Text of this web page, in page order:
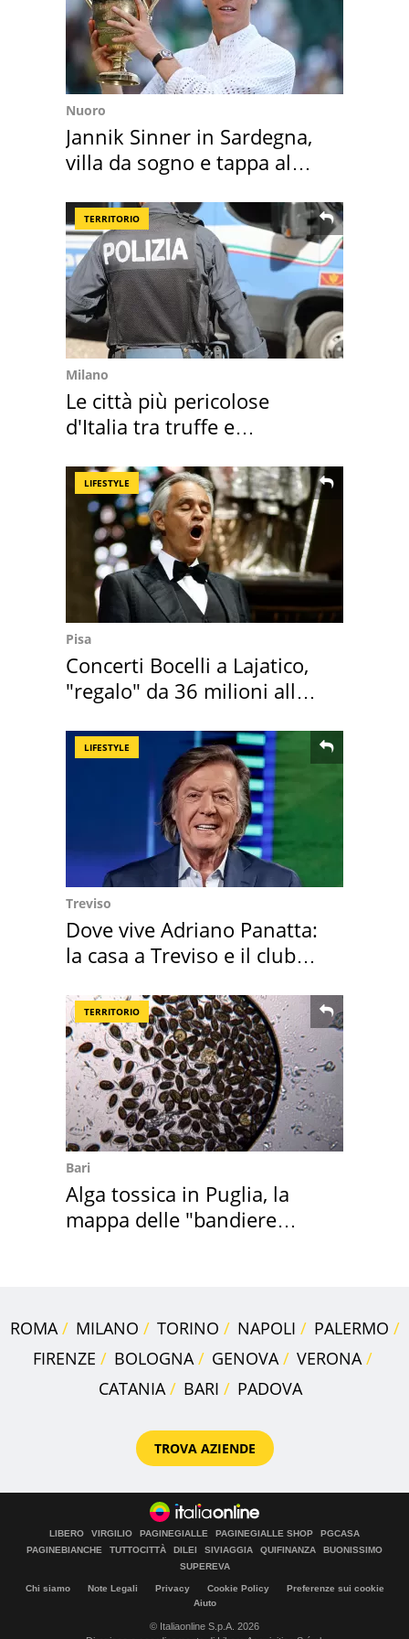
Nuoro
Jannik Sinner in Sardegna,
villa da sogno e tappa al
TERRITORIO
Milano
Le città più pericolose
d'Italia tra truffe e
LIFESTYLE
Pisa
Concerti Bocelli a Lajatico,
"regalo" da 36 milioni alla
LIFESTYLE
Treviso
Dove vive Adriano Panatta:
la casa a Treviso e il club
TERRITORIO
Bari
Alga tossica in Puglia, la
mappa delle "bandiere
ROMA MILANO TORINO NAPOLI
PALERMO
FIRENZE
BOLOGNA GENOVA
VERONA
CATANIA
BARI PADOVA
TROVA AZIENDE
LIBERO VIRGILIO PAGINEGIALLE PAGINEGIALLE SHOP
PGCASA
PAGINEBIANCHE
TUTTOCITTÀ DILEI SIVIAGGIA QUIFINANZA
BUONISSIMO
SUPEREVA
Chi siamo Note Legali Privacy Cookie Policy
Preferenze sui cookie
Aiuto
© Italiaonline S.p.A. 2026